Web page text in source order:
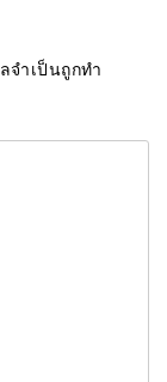
จำเป็นถูกทำ